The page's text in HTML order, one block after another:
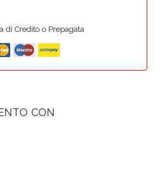
di Credito o Prepagata
CON